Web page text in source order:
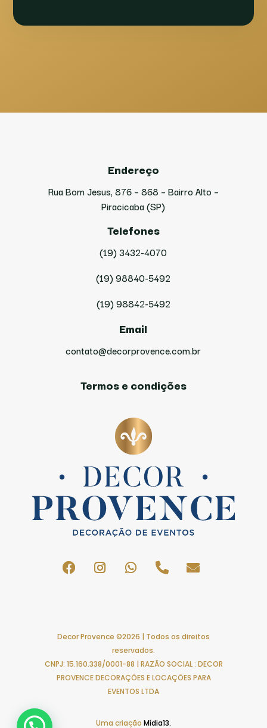
Endereço
Rua Bom Jesus, 876 – 868 – Bairro Alto –
Piracicaba (SP)
Telefones
(19) 3432-4070
(19) 98840-5492
(19) 98842-5492
Email
contato@decorprovence.com.br
Termos e condições
Decor Provence ©2026 | Todos os direitos
reservados.
CNPJ: 15.160.338/0001-88 | RAZÃO SOCIAL : DECOR
PROVENCE DECORAÇÕES E LOCAÇÕES PARA
EVENTOS LTDA
Uma criação Mídia13.